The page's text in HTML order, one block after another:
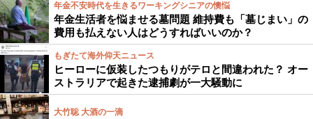
年金不安時代を生きるワーキングシニアの懊悩
年金生活者を悩ませる墓問題 維持費も「墓じまい」の
費用も払えない人はどうすればいいのか？
もぎたて海外仰天ニュース
ヒーローに仮装したつもりがテロと間違われた？ オー
ストラリアで起きた逮捕劇が一大騒動に
大竹聡 大酒の一滴